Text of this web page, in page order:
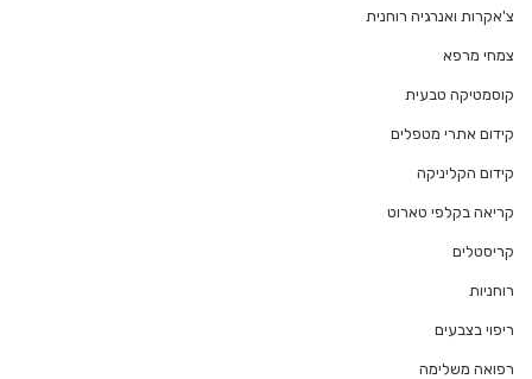
צ'אקרות ואנרגיה רוחנית
צמחי מרפא
קוסמטיקה טבעית
קידום אתרי מטפלים
קידום הקליניקה
קריאה בקלפי טארוט
קריסטלים
רוחניות
ריפוי בצבעים
רפואה משלימה